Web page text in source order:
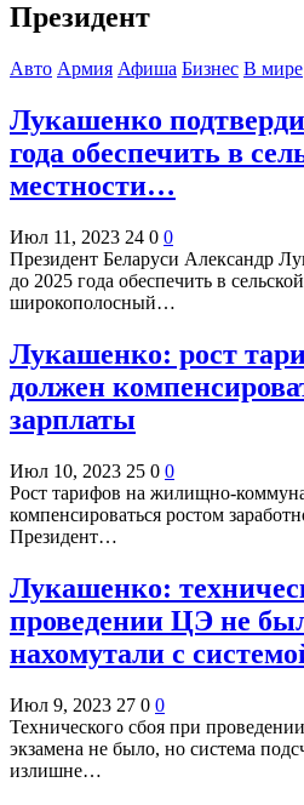
Президент
Авто Армия Афиша Бизнес В мире
Лукашенко
года обеспечить в
местности…
Июл 11, 2023 24 0 0
Президент Беларуси Александр
до 2025 года обеспечить в
широкополосный…
Лукашенко: рост
должен
зарплаты
Июл 10, 2023 25 0 0
Рост тарифов на жилищно-
компенсироваться ростом
Президент…
Лукашенко:
проведении ЦЭ не
нахомутали с
Июл 9, 2023 27 0 0
Технического сбоя при
экзамена не было, но система
излишне…